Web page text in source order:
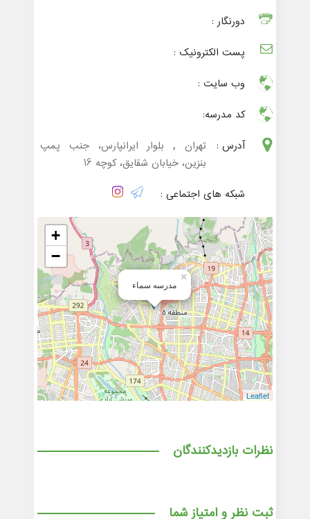
دورنگار :
پست الکترونیک :
وب سایت :
کد مدرسه:
آدرس :
تهران , بلوار ایرانپارس، جنب پمپ
بنزین، خیابان شقایق، کوچه 16
شبکه های اجتماعی :
مدرسه سماء
×
+
−
Leaflet
نظرات بازدیدکنندگان
ثبت نظر و امتیاز شما